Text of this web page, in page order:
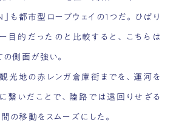
も都市型ロープウェイの１つだ。ひばり
目的だったのと比較すると、こちらは
の側面が強い。
光地の赤レンガ倉庫街までを、運河を
繋いだことで、陸路では遠回りせざる
の移動をスムーズにした。